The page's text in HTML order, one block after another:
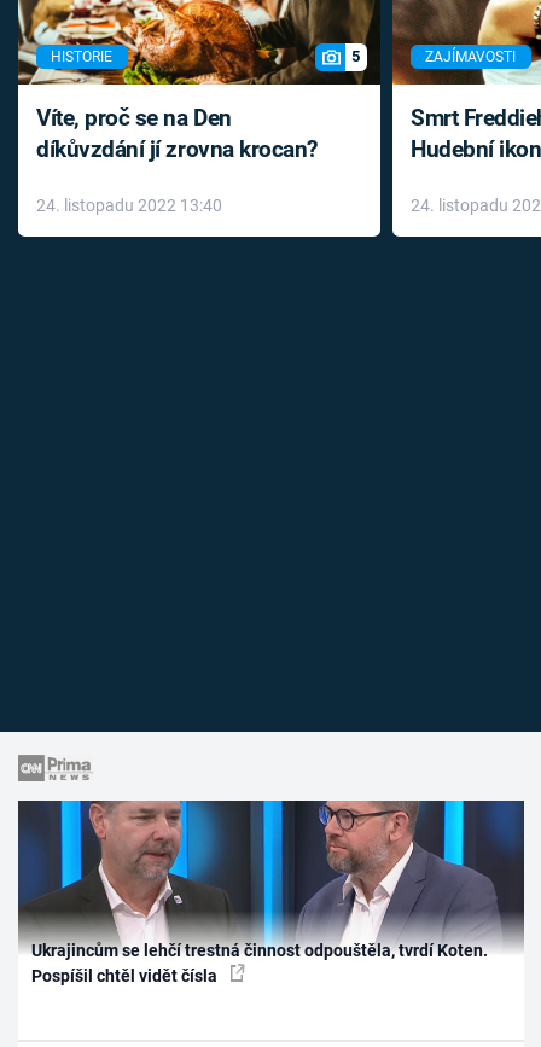
HISTORIE 5
Víte, proč se na Den
díkůvzdání jí zrovna krocan?
24. listopadu 2022 13:40
ZAJÍMAVOSTI
Smrt
Hudební
léky
24. listopadu
Ukrajincům se lehčí trestná činnost odpouštěla, tvrdí Koten.
Pospíšil chtěl vidět čísla